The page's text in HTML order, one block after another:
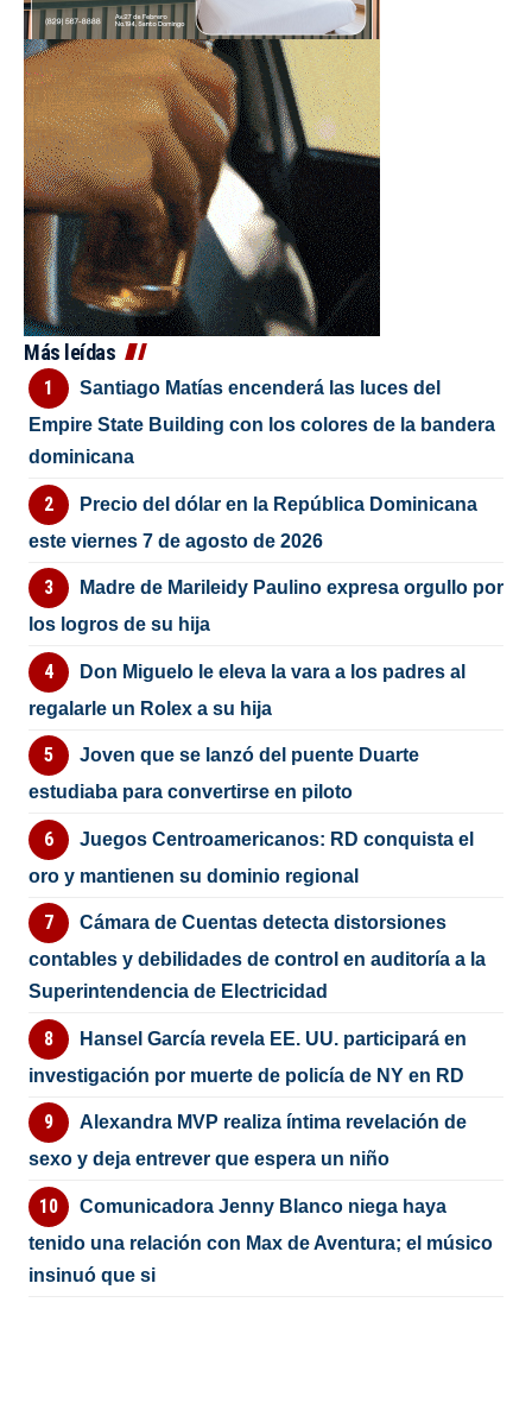
Más leídas
Santiago Matías encenderá las luces del
Empire State Building con los colores de la bandera
dominicana
Precio del dólar en la República Dominicana
este viernes 7 de agosto de 2026
Madre de Marileidy Paulino expresa orgullo por
los logros de su hija
Don Miguelo le eleva la vara a los padres al
regalarle un Rolex a su hija
Joven que se lanzó del puente Duarte
estudiaba para convertirse en piloto
Juegos Centroamericanos: RD conquista el
oro y mantienen su dominio regional
Cámara de Cuentas detecta distorsiones
contables y debilidades de control en auditoría a la
Superintendencia de Electricidad
Hansel García revela EE. UU. participará en
investigación por muerte de policía de NY en RD
Alexandra MVP realiza íntima revelación de
sexo y deja entrever que espera un niño
Comunicadora Jenny Blanco niega haya
tenido una relación con Max de Aventura; el músico
insinuó que si